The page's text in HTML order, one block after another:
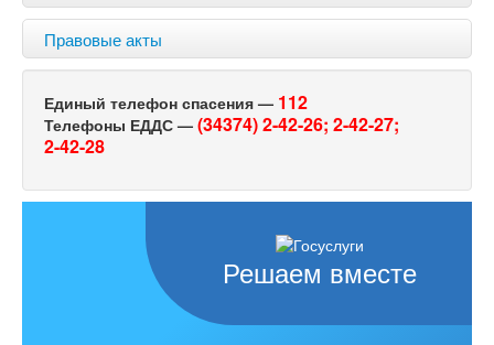
Правовые акты
Единый телефон спасения — 112
Телефоны ЕДДС — (34374) 2-42-26; 2-42-27;
2-42-28
Решаем вместе